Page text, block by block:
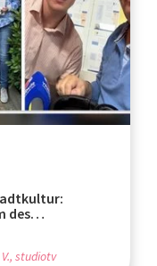
des
studiotv